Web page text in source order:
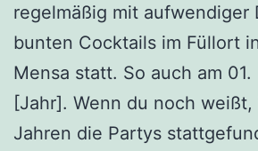
regelmäßig mit aufwendiger
bunten Cocktails im Füllort
Mensa statt. So auch am 01.
[Jahr]. Wenn du noch
Jahren die Partys